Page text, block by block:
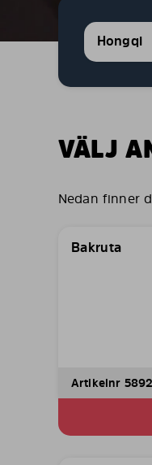
Hongqi
VÄLJ
Nedan finner
Bakruta
Artikelnr